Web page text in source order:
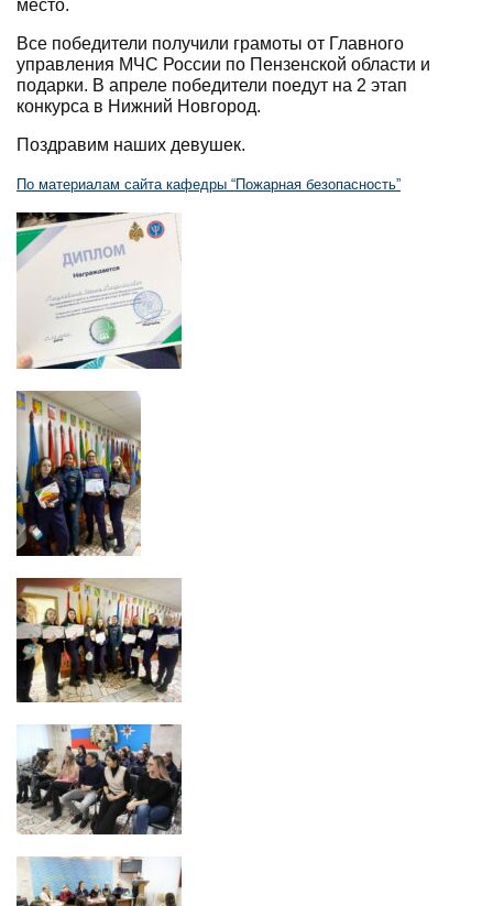
место.
Все победители получили грамоты от Главного
управления МЧС России по Пензенской области и
подарки. В апреле победители поедут на 2 этап
конкурса в Нижний Новгород.
Поздравим наших девушек.
По материалам сайта кафедры “Пожарная безопасность”